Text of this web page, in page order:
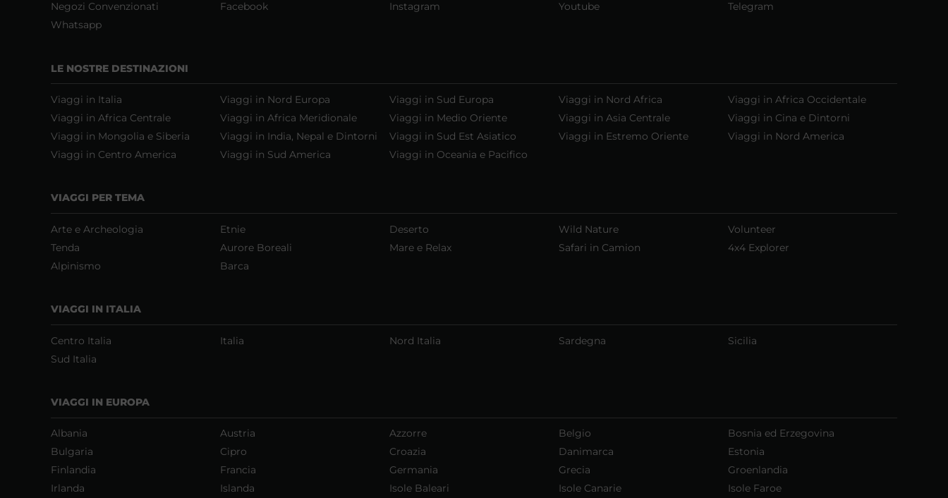
Negozi Convenzionati
Facebook Instagram Youtube
Telegram
Whatsapp
LE NOSTRE DESTINAZIONI
Viaggi in Italia Viaggi in Nord Europa Viaggi in Sud Europa Viaggi in Nord Africa
Viaggi in Africa Occidentale
Viaggi in Africa Centrale
Viaggi in Africa Meridionale Viaggi in Medio Oriente Viaggi in Asia Centrale
Viaggi in Cina e Dintorni
Viaggi in Mongolia e Siberia
Viaggi in India, Nepal e Dintorni Viaggi in Sud Est Asiatico Viaggi in Estremo Oriente
Viaggi in Nord America
Viaggi in Centro America
Viaggi in Sud America Viaggi in Oceania e Pacifico
VIAGGI PER TEMA
Arte e Archeologia Etnie Deserto Wild Nature
Volunteer
Tenda
Aurore Boreali Mare e Relax Safari in Camion
4x4 Explorer
Alpinismo
Barca
VIAGGI IN ITALIA
Centro Italia Italia Nord Italia Sardegna
Sicilia
Sud Italia
VIAGGI IN EUROPA
Albania Austria Azzorre Belgio
Bosnia ed Erzegovina
Bulgaria
Cipro Croazia Danimarca
Estonia
Finlandia
Francia Germania Grecia
Groenlandia
Irlanda
Islanda Isole Baleari Isole Canarie
Isole Faroe